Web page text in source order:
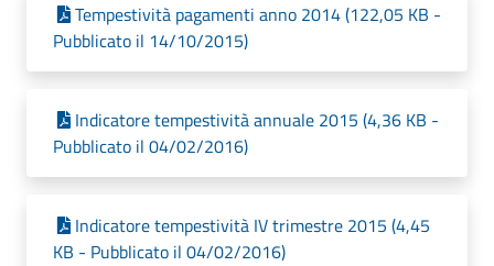
Tempestività pagamenti anno 2014 (122,05 KB -
Pubblicato il 14/10/2015)
Indicatore tempestività annuale 2015 (4,36 KB -
Pubblicato il 04/02/2016)
Indicatore tempestività IV trimestre 2015 (4,45
KB - Pubblicato il 04/02/2016)